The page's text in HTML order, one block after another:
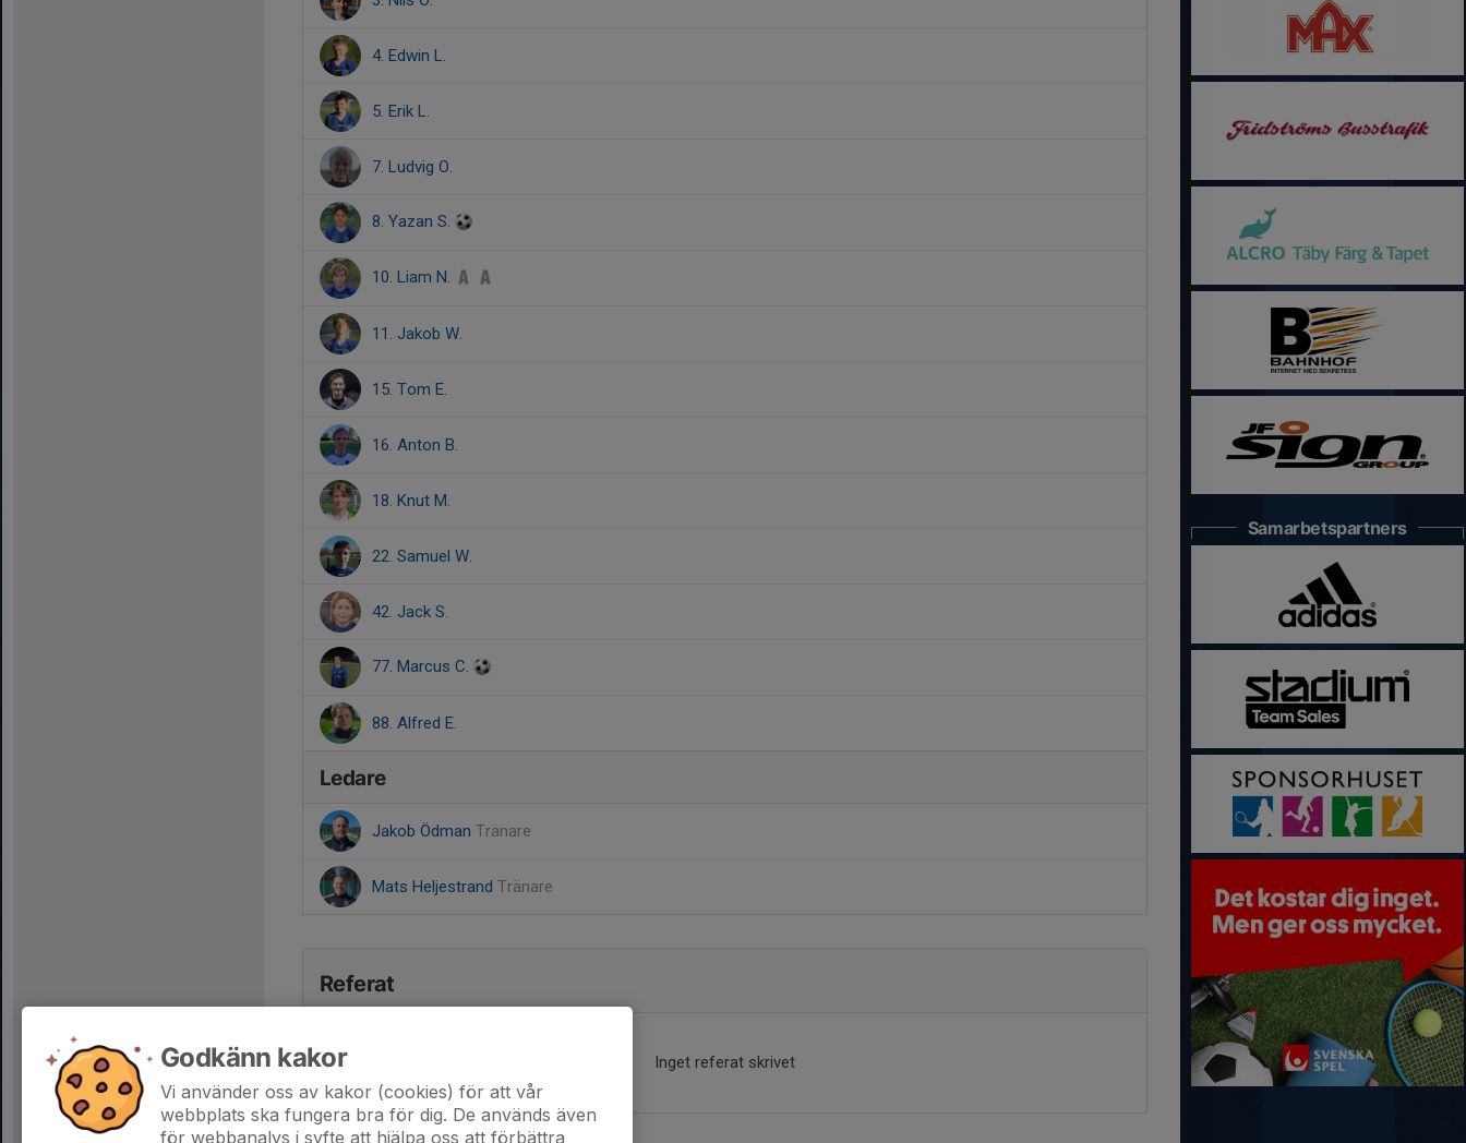
4. Edwin L.
5. Erik L.
7. Ludvig O.
8. Yazan S.
10. Liam N.
11. Jakob W.
15. Tom E.
16. Anton B.
18. Knut M.
22. Samuel W.
42. Jack S.
77. Marcus C.
88. Alfred E.
Ledare
Jakob Ödman Tränare
Mats Heljestrand Tränare
Referat
Inget referat skrivet
Samarbetspartners
Godkänn kakor
Vi använder oss av kakor (cookies) för att vår
webbplats ska fungera bra för dig. De används även
för webbanalys i syfte att hjälpa oss att förbättra